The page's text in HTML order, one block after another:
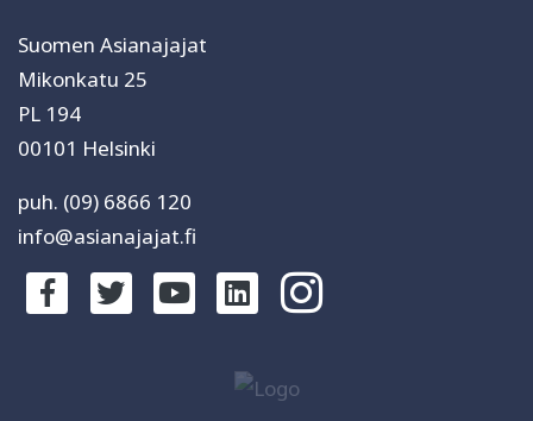
Suomen Asianajajat
Mikonkatu 25
PL 194
00101 Helsinki
puh. (09) 6866 120
info@asianajajat.fi